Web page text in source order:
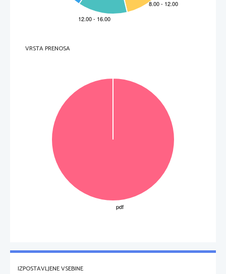
VRSTA PRENOSA
IZPOSTAVLJENE VSEBINE